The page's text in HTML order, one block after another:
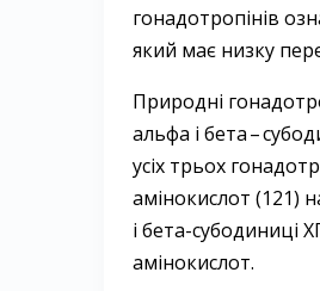
гонадотропінів
який має низку
Природні
альфа і бета –
усіх трьох
амінокислот (121)
і бета-субодиниці
амінокислот.